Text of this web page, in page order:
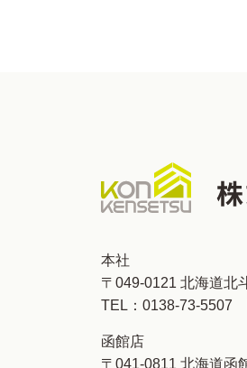
本社
〒049-0121 北海道北
TEL： 0138-73-5507
函館店
〒041-0811 北海道函